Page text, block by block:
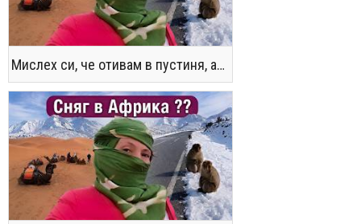
Мислех си, че отивам в пустиня, а се озовах в снега !! / Not the Morocco You Know